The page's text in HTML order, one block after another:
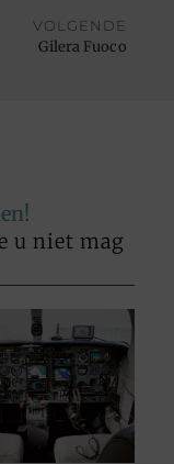
VOLGENDE
Gilera Fuoco
u niet mag